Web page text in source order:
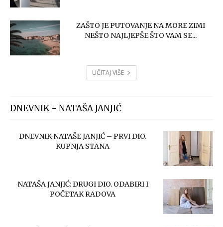
ZAŠTO JE PUTOVANJE NA MORE ZIMI
NEŠTO NAJLJEPŠE ŠTO VAM SE...
UČITAJ VIŠE
DNEVNIK - NATAŠA JANJIĆ
DNEVNIK NATAŠE JANJIĆ – PRVI DIO.
KUPNJA STANA
NATAŠA JANJIĆ: DRUGI DIO. ODABIRI I
POČETAK RADOVA